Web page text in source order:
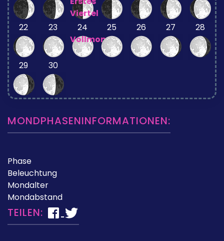
Viertel
22 23
24
Vollmond
25 26 27 28
29 30
MONDPHASENINFORMATIONEN:
Phase
Beleuchtung
Mondalter
Mondabstand
TEILEN: